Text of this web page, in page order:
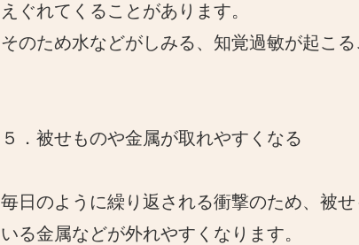
えぐれてくることがあります。
そのため水などがしみる、知覚過敏が起こ
５．被せものや金属が取れやすくなる
毎日のように繰り返される衝撃のため、被
いる金属などが外れやすくなります。